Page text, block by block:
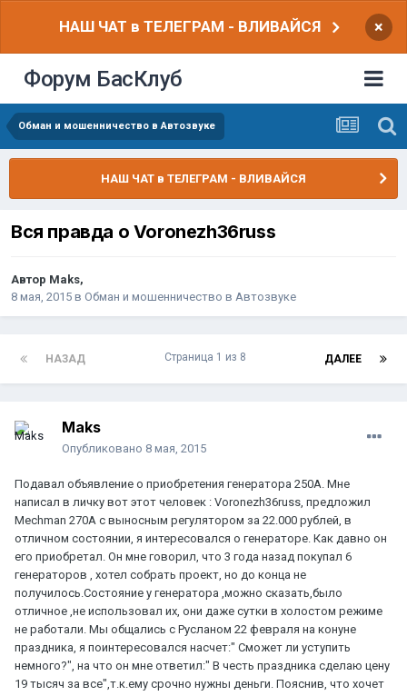
НАШ ЧАТ в ТЕЛЕГРАМ - ВЛИВАЙСЯ ×
Форум БасКлуб
Обман и мошенничество в Автозвуке
НАШ ЧАТ в ТЕЛЕГРАМ - ВЛИВАЙСЯ
Вся правда о Voronezh36russ
Автор Maks,
8 мая, 2015 в Обман и мошенничество в Автозвуке
НАЗАД ДАЛЕЕ
Страница 1 из 8
Maks
Опубликовано 8 мая, 2015
Подавал объявление о приобретения генератора 250А. Мне
написал в личку вот этот человек : Voronezh36russ, предложил
Mechman 270А с выносным регулятором за 22.000 рублей, в
отличном состоянии, я интересовался о генераторе. Как давно он
его приобретал. Он мне говорил, что 3 года назад покупал 6
генераторов , хотел собрать проект, но до конца не
получилось.Состояние у генератора ,можно сказать,было
отличное ,не использовал их, они даже сутки в холостом режиме
не работали. Мы общались с Русланом 22 февраля на конуне
праздника, я поинтересовался насчет:" Сможет ли уступить
немного?", на что он мне ответил:" В честь праздника сделаю цену
19 тысяч за все",т.к.ему срочно нужны деньги. Пояснив, что хочет